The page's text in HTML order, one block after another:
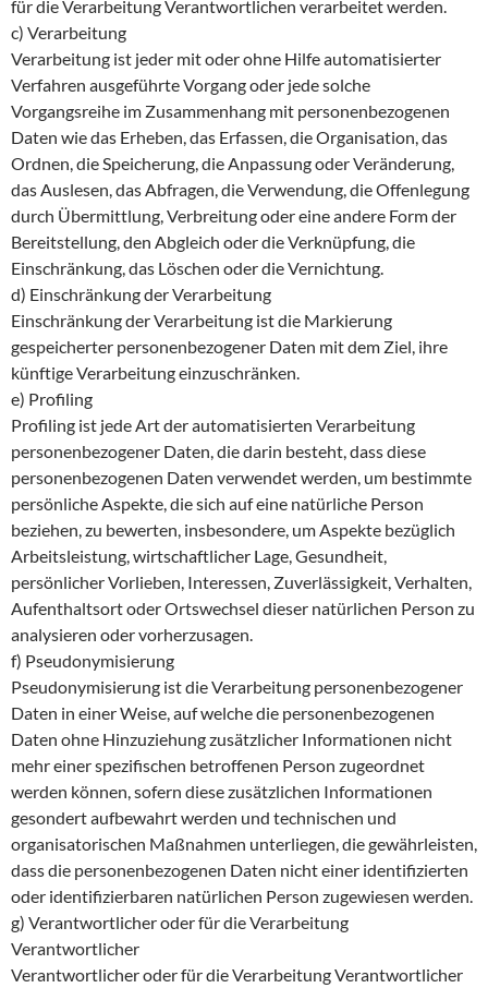
für die Verarbeitung Verantwortlichen verarbeitet werden.
c) Verarbeitung
Verarbeitung ist jeder mit oder ohne Hilfe automatisierter
Verfahren ausgeführte Vorgang oder jede solche
Vorgangsreihe im Zusammenhang mit personenbezogenen
Daten wie das Erheben, das Erfassen, die Organisation, das
Ordnen, die Speicherung, die Anpassung oder Veränderung,
das Auslesen, das Abfragen, die Verwendung, die Offenlegung
durch Übermittlung, Verbreitung oder eine andere Form der
Bereitstellung, den Abgleich oder die Verknüpfung, die
Einschränkung, das Löschen oder die Vernichtung.
d) Einschränkung der Verarbeitung
Einschränkung der Verarbeitung ist die Markierung
gespeicherter personenbezogener Daten mit dem Ziel, ihre
künftige Verarbeitung einzuschränken.
e) Profiling
Profiling ist jede Art der automatisierten Verarbeitung
personenbezogener Daten, die darin besteht, dass diese
personenbezogenen Daten verwendet werden, um bestimmte
persönliche Aspekte, die sich auf eine natürliche Person
beziehen, zu bewerten, insbesondere, um Aspekte bezüglich
Arbeitsleistung, wirtschaftlicher Lage, Gesundheit,
persönlicher Vorlieben, Interessen, Zuverlässigkeit, Verhalten,
Aufenthaltsort oder Ortswechsel dieser natürlichen Person zu
analysieren oder vorherzusagen.
f) Pseudonymisierung
Pseudonymisierung ist die Verarbeitung personenbezogener
Daten in einer Weise, auf welche die personenbezogenen
Daten ohne Hinzuziehung zusätzlicher Informationen nicht
mehr einer spezifischen betroffenen Person zugeordnet
werden können, sofern diese zusätzlichen Informationen
gesondert aufbewahrt werden und technischen und
organisatorischen Maßnahmen unterliegen, die gewährleisten,
dass die personenbezogenen Daten nicht einer identifizierten
oder identifizierbaren natürlichen Person zugewiesen werden.
g) Verantwortlicher oder für die Verarbeitung
Verantwortlicher
Verantwortlicher oder für die Verarbeitung Verantwortlicher